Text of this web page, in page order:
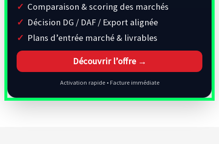
Comparaison & scoring des marchés
Décision DG / DAF / Export alignée
Plans d’entrée marché & livrables
Découvrir l’offre →
Activation rapide • Facture immédiate